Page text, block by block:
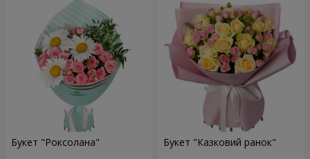
Букет "Роксолана" Букет "Казковий ранок"